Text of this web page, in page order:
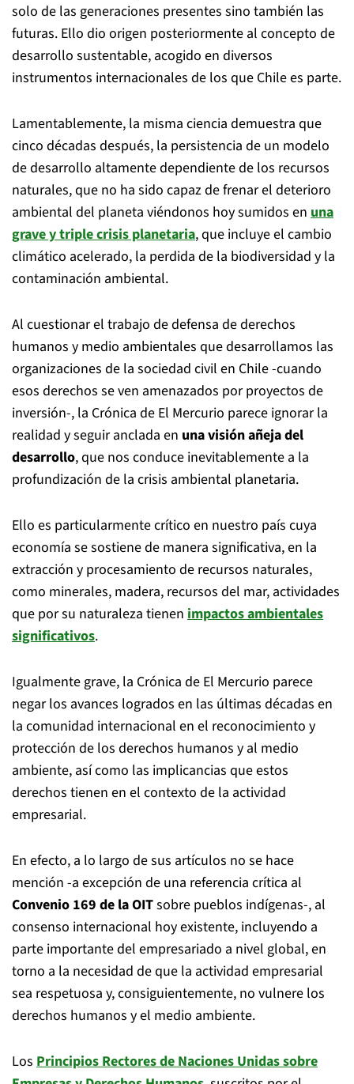
solo de las generaciones presentes sino también las
futuras. Ello dio origen posteriormente al concepto de
desarrollo sustentable, acogido en diversos
instrumentos internacionales de los que Chile es parte.
Lamentablemente, la misma ciencia demuestra que
cinco décadas después, la persistencia de un modelo
de desarrollo altamente dependiente de los recursos
naturales, que no ha sido capaz de frenar el deterioro
ambiental del planeta viéndonos hoy sumidos en una
grave y triple crisis planetaria, que incluye el cambio
climático acelerado, la perdida de la biodiversidad y la
contaminación ambiental.
Al cuestionar el trabajo de defensa de derechos
humanos y medio ambientales que desarrollamos las
organizaciones de la sociedad civil en Chile -cuando
esos derechos se ven amenazados por proyectos de
inversión-, la Crónica de El Mercurio parece ignorar la
realidad y seguir anclada en una visión añeja del
desarrollo, que nos conduce inevitablemente a la
profundización de la crisis ambiental planetaria.
Ello es particularmente crítico en nuestro país cuya
economía se sostiene de manera significativa, en la
extracción y procesamiento de recursos naturales,
como minerales, madera, recursos del mar, actividades
que por su naturaleza tienen impactos ambientales
significativos.
Igualmente grave, la Crónica de El Mercurio parece
negar los avances logrados en las últimas décadas en
la comunidad internacional en el reconocimiento y
protección de los derechos humanos y al medio
ambiente, así como las implicancias que estos
derechos tienen en el contexto de la actividad
empresarial.
En efecto, a lo largo de sus artículos no se hace
mención -a excepción de una referencia crítica al
Convenio 169 de la OITsobre pueblos indígenas-, al
consenso internacional hoy existente, incluyendo a
parte importante del empresariado a nivel global, en
torno a la necesidad de que la actividad empresarial
sea respetuosa y, consiguientemente, no vulnere los
derechos humanos y el medio ambiente.
Los Principios Rectores de Naciones Unidas sobre